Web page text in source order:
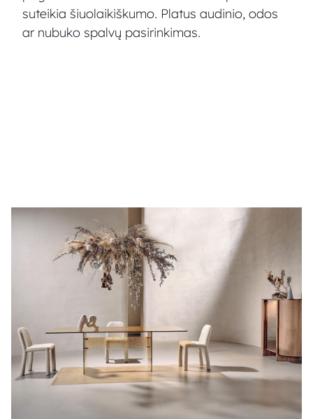
suteikia šiuolaikiškumo. Platus audinio, odos
ar nubuko spalvų pasirinkimas.